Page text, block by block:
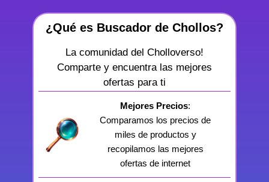
¿Qué es Buscador de Chollos?
La comunidad del Cholloverso!
Comparte y encuentra las mejores
ofertas para ti
Mejores Precios:
Comparamos los precios de
miles de productos y
recopilamos las mejores
ofertas de internet